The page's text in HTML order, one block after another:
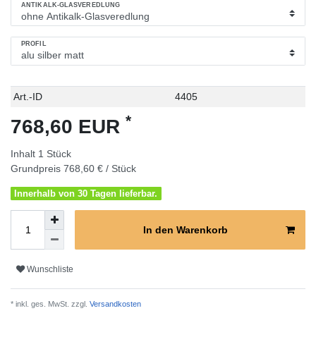
ANTIKALK-GLASVEREDLUNG
PROFIL
Technisches
Wert
Art.-ID 4405
768,60 EUR *
Inhalt 1 Stück
Grundpreis 768,60 € / Stück
Innerhalb von 30 Tagen lieferbar.
In den Warenkorb
Wunschliste
* inkl. ges. MwSt. zzgl. Versandkosten